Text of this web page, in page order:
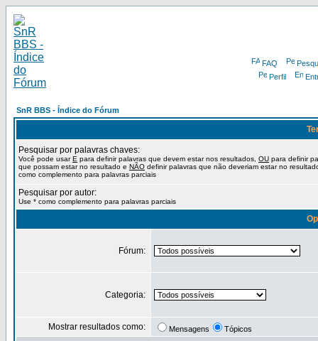
FAQ
Perfil
SnR BBS - Índice do Fórum
Pesquisar por palavras chaves:
Você pode usarE para definir palavras que devem estar nos resultados, OU para definir
que possam estar no resultado e NÃO definir palavras que não deveriam estar no
como complemento para palavras parciais
Pesquisar por autor:
Use * como complemento para palavras parciais
Fórum:
Categoria:
Mostrar resultados como: Mensagens Tópicos